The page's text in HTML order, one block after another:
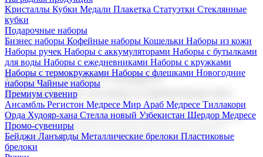
Kристаллы Кубки Медали Плакетка Статуэтки Стеклянные
кубки
Подарочные наборы
Бизнес наборы Кофейные наборы Кошельки Наборы из кожи
Наборы ручек Наборы с аккумуляторами Наборы с бутылками
для воды Наборы с ежедневниками Наборы с кружками
Наборы с термокружками Наборы с флешками Новогодние
наборы Чайные наборы
Премиум сувенир
Ансамбль Регистон Медресе Мир Араб Медресе Тиллакори
Орда Худояр-хана Стелла новый Узбекистан Шердор Медресе
Промо-сувениры
Бейджи Ланъярды Металлические брелоки Пластиковые
брелоки
Корпоративные подарки
Поставка со склада и производство
Мы предлагаем широкий выбор корпоративных подарков и
сувениров с логотипом. В нашем каталоге вы найдете
продукцию для бизнеса, мероприятия и клиентов.